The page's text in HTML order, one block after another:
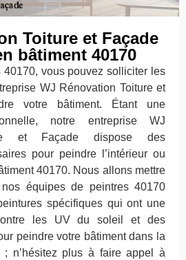
Toiture et Façade
bâtiment 40170
vous pouvez solliciter les
WJ Rénovation Toiture et
votre bâtiment. Étant une
notre entreprise WJ
et Façade dispose des
pour peindre l’intérieur ou
40170. Nous allons mettre
équipes de peintres 40170
spécifiques qui ont une
les UV du soleil et des
peindre votre bâtiment dans la
n’hésitez plus à faire appel à